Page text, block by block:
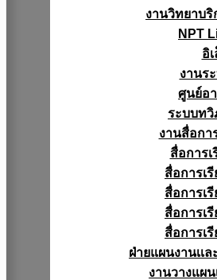
งานวิทยาบริ
NPT
อิ
งานร
ศูนย์อ
ระบบทวิ
งานสื่อกา
สื่อการ
สื่อการเ
สื่อการเ
สื่อการเ
สื่อการเ
ฝ่ายแผนงานเเ
งานวางแผ